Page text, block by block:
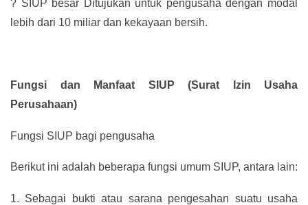
? SIUP besar Ditujukan untuk pengusaha dengan modal
lebih dari 10 miliar dan kekayaan bersih.
Fungsi dan Manfaat SIUP (Surat Izin Usaha
Perusahaan)
Fungsi SIUP bagi pengusaha
Berikut ini adalah beberapa fungsi umum SIUP, antara lain:
1. Sebagai bukti atau sarana pengesahan suatu usaha